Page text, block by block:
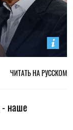
ЧИТАТЬ НА РУССКОМ
- наше